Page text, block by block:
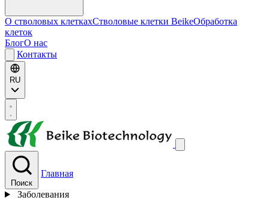
О стволовых клеткахСтволовые клетки BeikeОбработка
клеток
БлогО нас
Контакты
RU
Поиск
Главная
Заболевания